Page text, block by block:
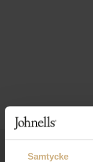
Samtycke